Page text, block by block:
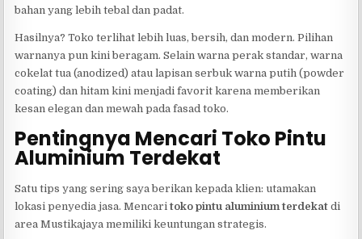
bahan yang lebih tebal dan padat.
Hasilnya? Toko terlihat lebih luas, bersih, dan modern. Pilihan
warnanya pun kini beragam. Selain warna perak standar, warna
cokelat tua (anodized) atau lapisan serbuk warna putih (powder
coating) dan hitam kini menjadi favorit karena memberikan
kesan elegan dan mewah pada fasad toko.
Pentingnya Mencari Toko Pintu
Aluminium Terdekat
Satu tips yang sering saya berikan kepada klien: utamakan
lokasi penyedia jasa. Mencaritoko pintu aluminium terdekat di
area Mustikajaya memiliki keuntungan strategis.